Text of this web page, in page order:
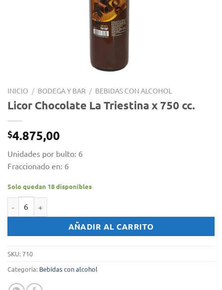
INICIO / BODEGA Y BAR / BEBIDAS CON ALCOHOL
Licor Chocolate La Triestina x 750 cc.
$4.875,00
Unidades por bulto: 6
Fraccionado en: 6
Solo quedan 18 disponibles
Licor Chocolate La Triestina x 750 cc. cantidad
AÑADIR AL CARRITO
SKU:710
Categoría: Bebidas con alcohol